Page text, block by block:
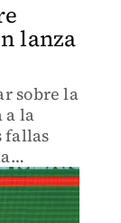
lanza
sobre la
a la
fallas